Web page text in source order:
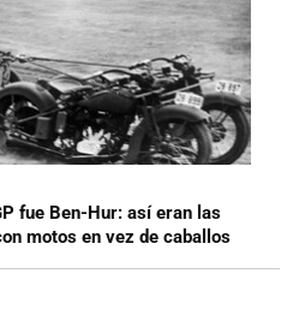
fue Ben-Hur: así eran las
motos en vez de caballos